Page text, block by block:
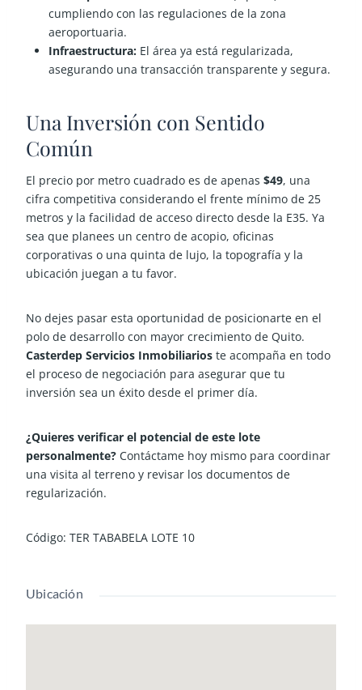
cumpliendo con las regulaciones de la zona
aeroportuaria.
Infraestructura: El área ya está regularizada,
asegurando una transacción transparente y segura.
Una Inversión con Sentido
Común
El precio por metro cuadrado es de apenas $49, una
cifra competitiva considerando el frente mínimo de 25
metros y la facilidad de acceso directo desde la E35. Ya
sea que planees un centro de acopio, oficinas
corporativas o una quinta de lujo, la topografía y la
ubicación juegan a tu favor.
No dejes pasar esta oportunidad de posicionarte en el
polo de desarrollo con mayor crecimiento de Quito.
Casterdep Servicios Inmobiliarios te acompaña en todo
el proceso de negociación para asegurar que tu
inversión sea un éxito desde el primer día.
¿Quieres verificar el potencial de este lote
personalmente? Contáctame hoy mismo para coordinar
una visita al terreno y revisar los documentos de
regularización.
Código: TER TABABELA LOTE 10
Ubicación